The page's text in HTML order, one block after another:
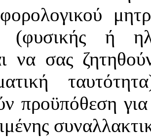
(φυσικής ή
να σας
προϋπόθεση